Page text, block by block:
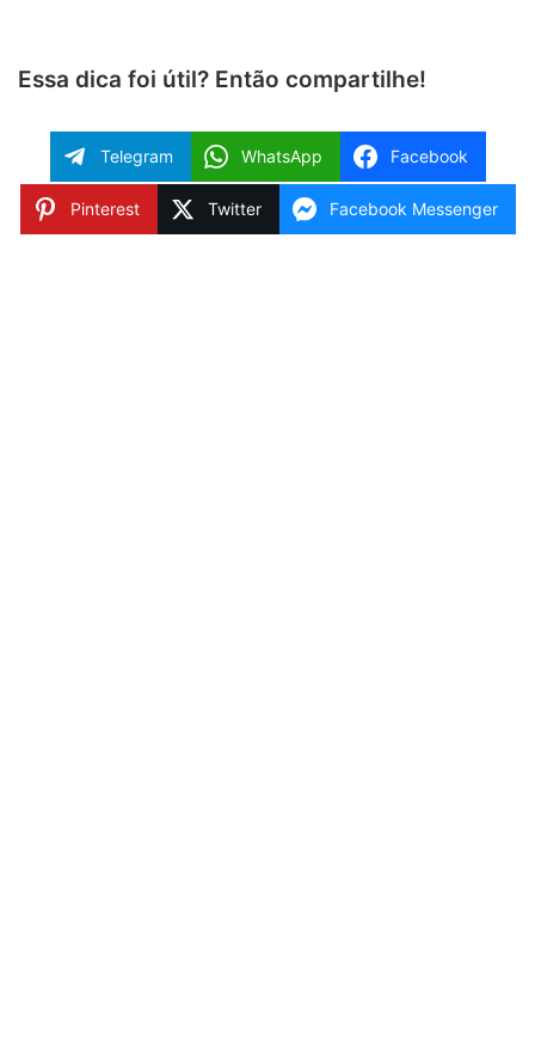
Essa dica foi útil? Então compartilhe!
Telegram WhatsApp Facebook
Pinterest Twitter Facebook Messenger